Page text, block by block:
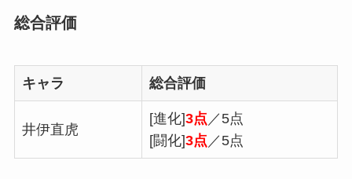
総合評価
キャラ 総合評価
井伊直虎
[進化]3点 ／5点
[闘化]3点 ／5点